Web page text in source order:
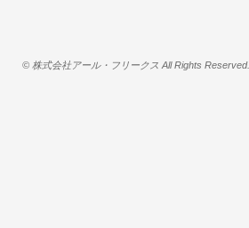
© 株式会社アール・フリークス All Rights Reserved.